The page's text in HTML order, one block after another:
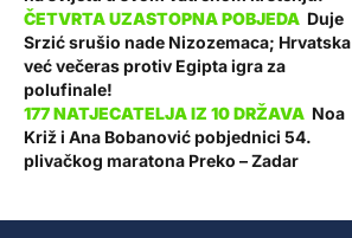
Duje
Srzić srušio nade Nizozemaca; Hrvatska
već večeras protiv Egipta igra za
polufinale!
Noa
Križ i Ana Bobanović pobjednici 54.
plivačkog maratona Preko – Zadar